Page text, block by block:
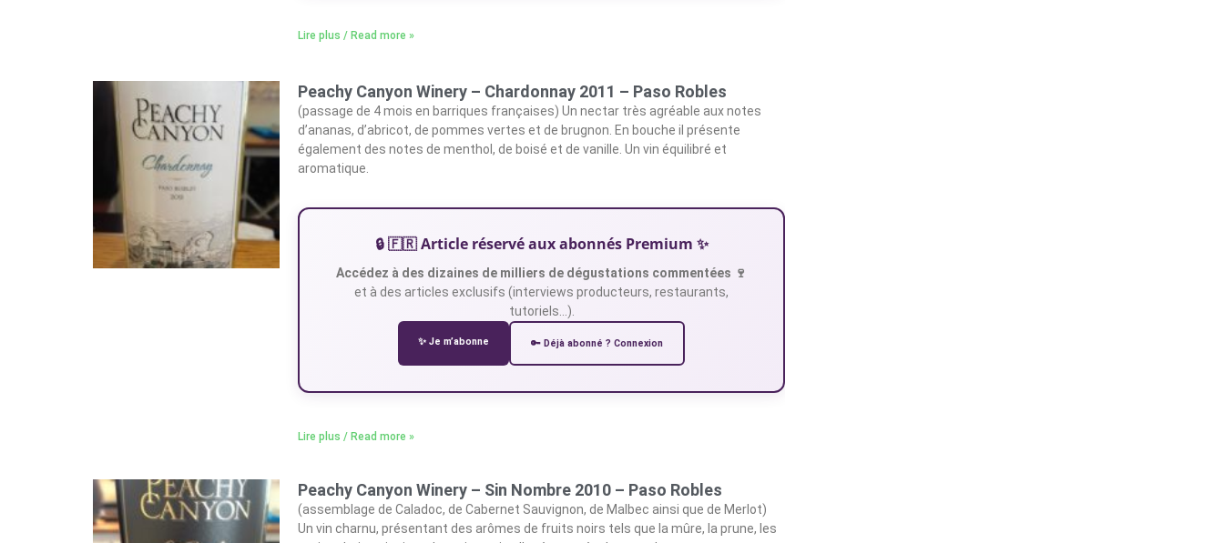
Lire plus / Read more »
Peachy Canyon Winery – Chardonnay 2011 – Paso Robles
(passage de 4 mois en barriques françaises) Un nectar très agréable aux notes
d’ananas, d’abricot, de pommes vertes et de brugnon. En bouche il présente
également des notes de menthol, de boisé et de vanille. Un vin équilibré et
aromatique.
🔒 🇫🇷 Article réservé aux abonnés Premium ✨
Accédez à des dizaines de milliers de dégustations commentées 🍷
et à des articles exclusifs (interviews producteurs, restaurants,
tutoriels…).
✨ Je m’abonne 🔑 Déjà abonné ? Connexion
Lire plus / Read more »
Peachy Canyon Winery – Sin Nombre 2010 – Paso Robles
(assemblage de Caladoc, de Cabernet Sauvignon, de Malbec ainsi que de Merlot)
Un vin charnu, présentant des arômes de fruits noirs tels que la mûre, la prune, les